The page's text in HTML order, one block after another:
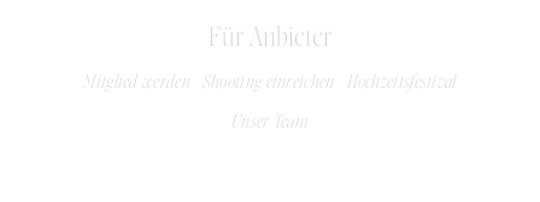
Für Anbieter
Mitglied werden Shooting einreichen Hochzeitsfestival
Unser Team